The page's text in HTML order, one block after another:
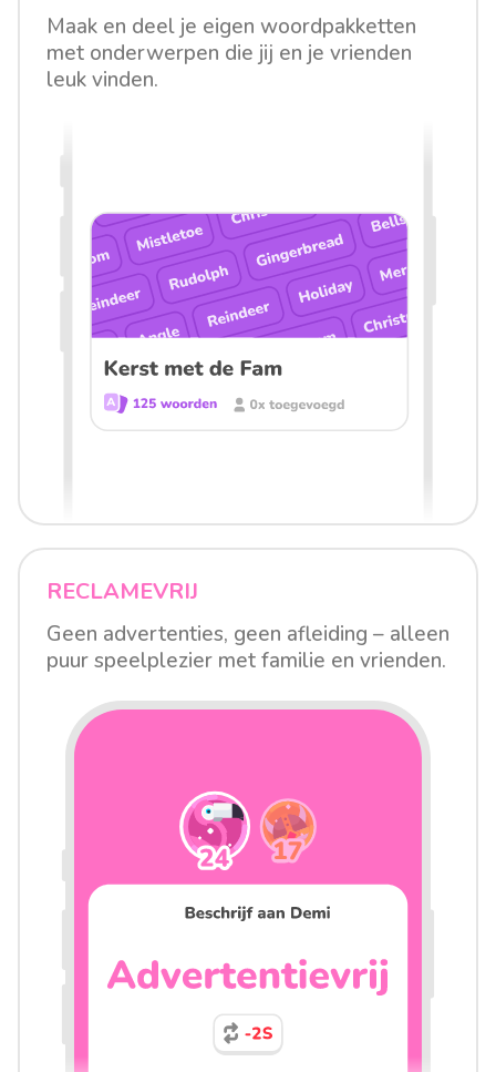
Maak en deel je eigen woordpakketten
met onderwerpen die jij en je vrienden
leuk vinden.
RECLAMEVRIJ
Geen advertenties, geen afleiding – alleen
puur speelplezier met familie en vrienden.